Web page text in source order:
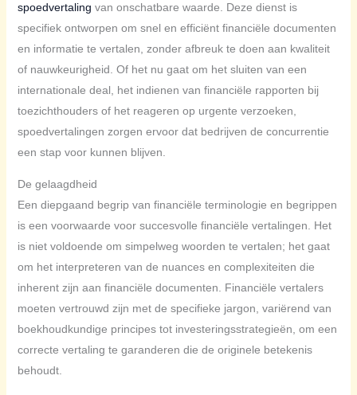
spoedvertaling van onschatbare waarde. Deze dienst is
specifiek ontworpen om snel en efficiënt financiële documenten
en informatie te vertalen, zonder afbreuk te doen aan kwaliteit
of nauwkeurigheid. Of het nu gaat om het sluiten van een
internationale deal, het indienen van financiële rapporten bij
toezichthouders of het reageren op urgente verzoeken,
spoedvertalingen zorgen ervoor dat bedrijven de concurrentie
een stap voor kunnen blijven.
De gelaagdheid
Een diepgaand begrip van financiële terminologie en begrippen
is een voorwaarde voor succesvolle financiële vertalingen. Het
is niet voldoende om simpelweg woorden te vertalen; het gaat
om het interpreteren van de nuances en complexiteiten die
inherent zijn aan financiële documenten. Financiële vertalers
moeten vertrouwd zijn met de specifieke jargon, variërend van
boekhoudkundige principes tot investeringsstrategieën, om een
correcte vertaling te garanderen die de originele betekenis
behoudt.